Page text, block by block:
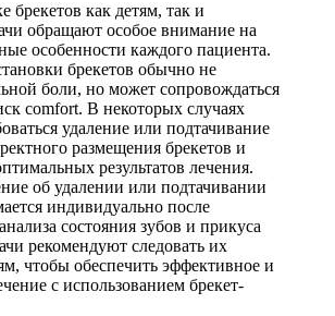
брекетов как детям, так и
обращают особое внимание на
особенности каждого пациента.
брекетов обычно не
боли, но может сопровождаться
comfort. В некоторых случаях
удаление или подтачивание
размещения брекетов и
результатов лечения.
об удалении или подтачивании
индивидуально после
состояния зубов и прикуса
рекомендуют следовать их
чтобы обеспечить эффективное и
с использованием брекет-